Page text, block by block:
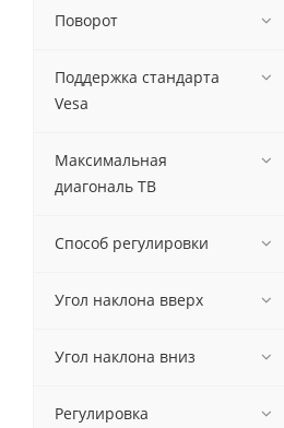
Поворот
Поддержка стандарта
Vesa
Максимальная
диагональ ТВ
Способ регулировки
Угол наклона вверх
Угол наклона вниз
Регулировка